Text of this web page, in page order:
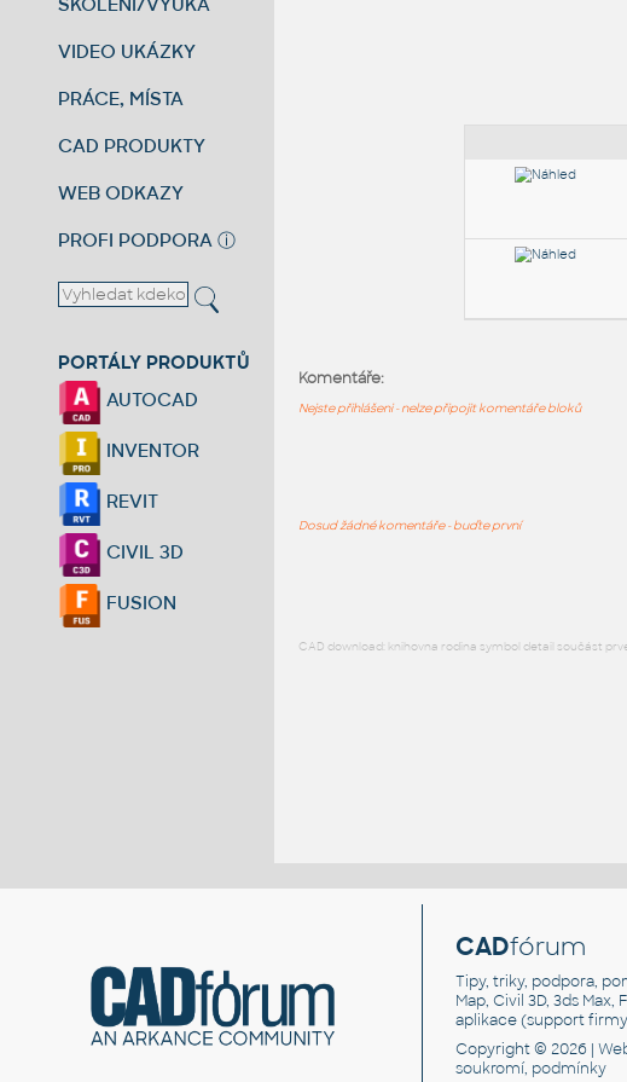
VIDEO UKÁZKY
PRÁCE, MÍSTA
CAD PRODUKTY
WEB ODKAZY
PROFI PODPORA ⓘ
PORTÁLY PRODUKTŮ
AUTOCAD
INVENTOR
REVIT
CIVIL 3D
FUSION
Komentáře:
Nejste přihlášeni - nelze připojit komentáře bloků
Dosud žádné komentáře - buďte první
CAD download: knihovna rodina symbol detail součást
CADfórum
Tipy, triky, podpora,
Map, Civil 3D, 3ds
aplikace (support
Copyright © 2026 |
soukromí, podmínky